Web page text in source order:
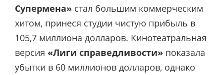
Супермена» стал большим коммерческим
хитом, принеся студии чистую прибыль в
105,7 миллиона долларов. Кинотеатральная
версия «Лиги справедливости» показала
убытки в 60 миллионов долларов, однако